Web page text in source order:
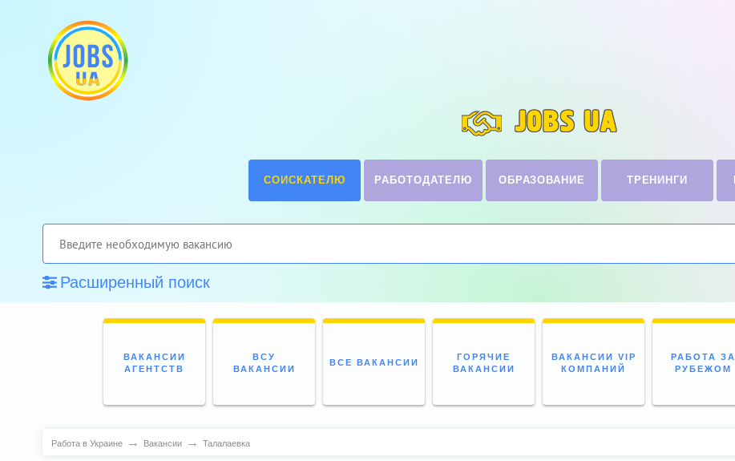
JOBS UA
СОИСКАТЕЛЮ РАБОТОДАТЕЛЮ ОБРАЗОВАНИЕ ТРЕНИНГИ
Расширенный поиск
ВАКАНСИИ
АГЕНТСТВ
ВСУ
ВАКАНСИИ
ВСЕ ВАКАНСИИ
ГОРЯЧИЕ
ВАКАНСИИ
ВАКАНСИИ VIP
КОМПАНИЙ
РАБОТА ЗА
РУБЕЖОМ
Работа в Украине → Вакансии → Талалаевка